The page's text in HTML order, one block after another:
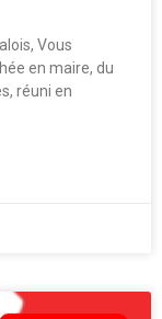
Vous
en maire, du
réuni en